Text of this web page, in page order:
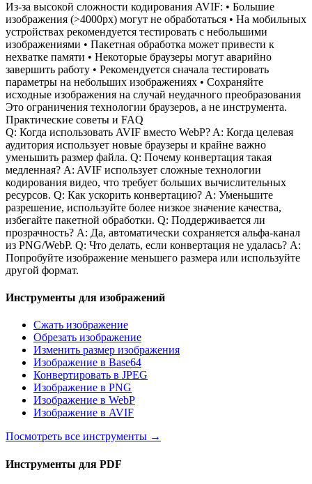
Из-за высокой сложности кодирования AVIF: • Большие
изображения (>4000px) могут не обработаться • На мобильных
устройствах рекомендуется тестировать с небольшими
изображениями • Пакетная обработка может привести к
нехватке памяти • Некоторые браузеры могут аварийно
завершить работу • Рекомендуется сначала тестировать
параметры на небольших изображениях • Сохраняйте
исходные изображения на случай неудачного преобразования
Это ограничения технологии браузеров, а не инструмента.
Практические советы и FAQ
Q: Когда использовать AVIF вместо WebP? A: Когда целевая
аудитория использует новые браузеры и крайне важно
уменьшить размер файла. Q: Почему конвертация такая
медленная? A: AVIF использует сложные технологии
кодирования видео, что требует больших вычислительных
ресурсов. Q: Как ускорить конвертацию? A: Уменьшите
разрешение, используйте более низкое значение качества,
избегайте пакетной обработки. Q: Поддерживается ли
прозрачность? A: Да, автоматически сохраняется альфа-канал
из PNG/WebP. Q: Что делать, если конвертация не удалась? A:
Попробуйте изображение меньшего размера или используйте
другой формат.
Инструменты для изображений
Сжать изображение
Обрезать изображение
Изменить размер изображения
Изображение в Base64
Конвертировать в JPEG
Изображение в PNG
Изображение в WebP
Изображение в AVIF
Посмотреть все инструменты →
Инструменты для PDF